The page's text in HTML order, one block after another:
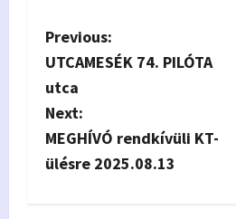
P
o
s
t
Previous:
UTCAMESÉK 74. PILÓTA
utca
Next:
MEGHÍVÓ rendkívüli KT-
ülésre 2025.08.13